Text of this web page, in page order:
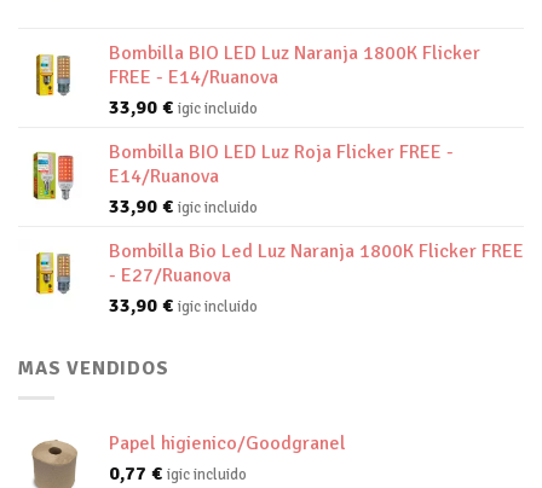
Bombilla BIO LED Luz Naranja 1800K Flicker
FREE - E14/Ruanova
33,90 € igic incluido
Bombilla BIO LED Luz Roja Flicker FREE -
E14/Ruanova
33,90 € igic incluido
Bombilla Bio Led Luz Naranja 1800K Flicker FREE
- E27/Ruanova
33,90 € igic incluido
MAS VENDIDOS
Papel higienico/Goodgranel
0,77 € igic incluido